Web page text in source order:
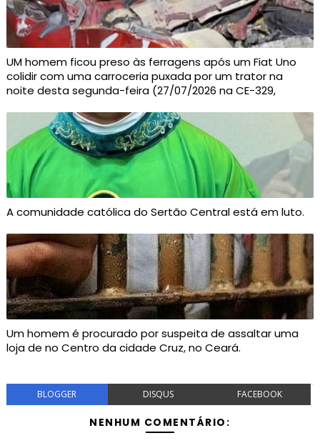
UM homem ficou preso às ferragens após um Fiat Uno
colidir com uma carroceria puxada por um trator na
noite desta segunda-feira (27/07/2026 na CE-329,
A comunidade católica do Sertão Central está em luto.
Um homem é procurado por suspeita de assaltar uma
loja de no Centro da cidade Cruz, no Ceará.
BLOGGER DISQUS FACEBOOK
NENHUM COMENTÁRIO: